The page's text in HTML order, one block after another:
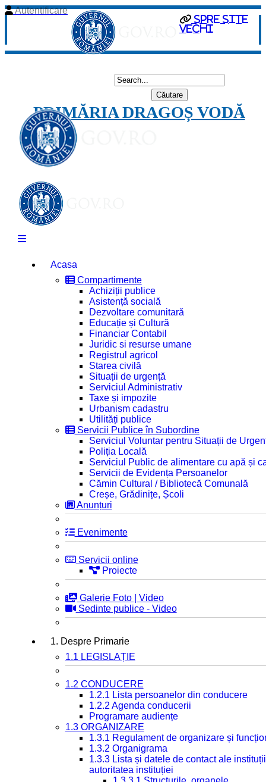
spre site
vechi
Autentificare
PRIMĂRIA DRAGOȘ VODĂ
Acasa
Compartimente
Achiziții publice
Asistență socială
Dezvoltare comunitară
Educație și Cultură
Financiar Contabil
Juridic si resurse umane
Registrul agricol
Starea civilă
Situații de urgență
Serviciul Administrativ
Taxe și impozite
Urbanism cadastru
Utilități publice
Servicii Publice în Subordine
Serviciul Voluntar pentru Situații de
Poliția Locală
Serviciul Public de alimentare cu apă și
Servicii de Evidența Persoanelor
Cămin Cultural / Bibliotecă Comunală
Creșe, Grădinițe, Școli
Anunțuri
Evenimente
Servicii online
Proiecte
Galerie Foto | Video
Sedinte publice - Video
1. Despre Primarie
1.1 LEGISLAȚIE
1.2 CONDUCERE
1.2.1 Lista persoanelor din conducere
1.2.2 Agenda conducerii
Programare audiențe
1.3 ORGANIZARE
1.3.1 Regulament de organizare și
1.3.2 Organigrama
1.3.3 Lista și datele de contact ale
autoritatea instituției